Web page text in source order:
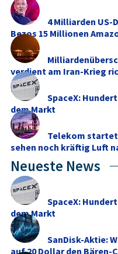
4 Milliarden
Bezos 15 Millionen
verdient am Iran-Krieg
SpaceX:
dem Markt
Telekom
sehen noch kräftig Luft
Neueste News
SpaceX:
dem Markt
SanDisk-Aktie:
auf 20 Dollar den Bären-